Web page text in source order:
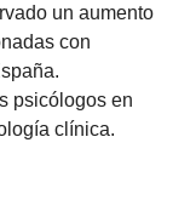
un aumento
con
psicólogos en
clínica.